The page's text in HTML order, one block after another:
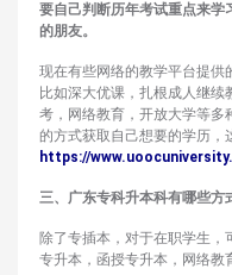
要自己判断历年考试重点来学
的朋友。
现在有些网络的教学平台提供
比如深大优课，扎根成人继
考，网络教育，开放大学等多
的方式获取自己想要的学历，
https://
三、广东专科升本科有哪些方
除了专插本，对于在职学生
专升本，函授专升本，网络教